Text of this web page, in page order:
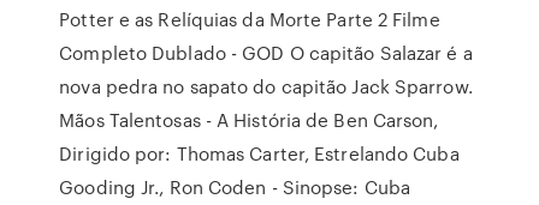
Potter e as Relíquias da Morte Parte 2 Filme
Completo Dublado - GOD O capitão Salazar é a
nova pedra no sapato do capitão Jack Sparrow.
Mãos Talentosas - A História de Ben Carson,
Dirigido por: Thomas Carter, Estrelando Cuba
Gooding Jr., Ron Coden - Sinopse: Cuba